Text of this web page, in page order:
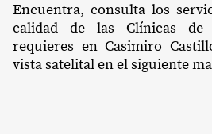
Encuentra, consulta los
calidad de las Clínicas de
requieres en Casimiro
vista satelital en el siguiente